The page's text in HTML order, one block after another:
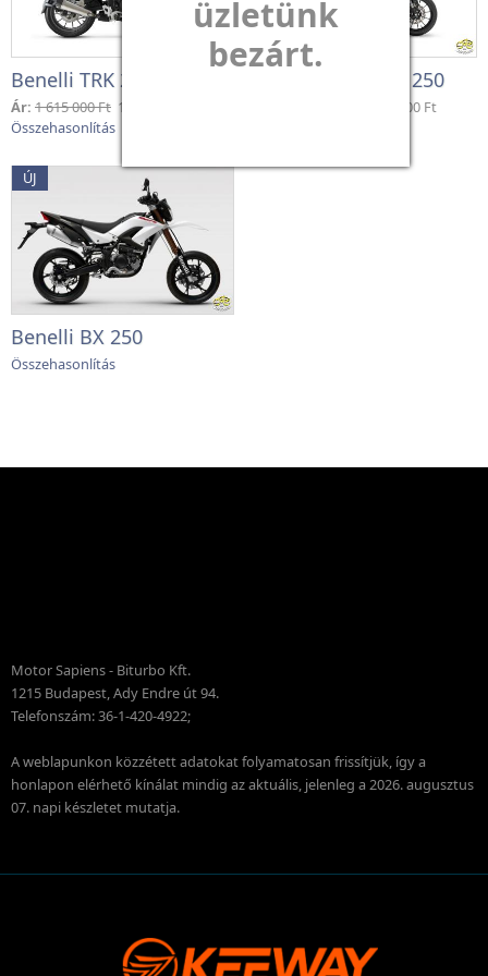
üzletünk
bezárt.
Benelli TRK 251
Ár: 1 615 000 Ft 1 183 000 Ft
Benelli Leoncino 250
1 124 000 Ft
ÚJ
Benelli BX 250
Motor Sapiens - Biturbo Kft.
1215 Budapest, Ady Endre út 94.
Telefonszám: 36-1-420-4922;
A weblapunkon közzétett adatokat folyamatosan frissítjük, így a
honlapon elérhető kínálat mindig az aktuális, jelenleg a 2026. augusztus
07. napi készletet mutatja.